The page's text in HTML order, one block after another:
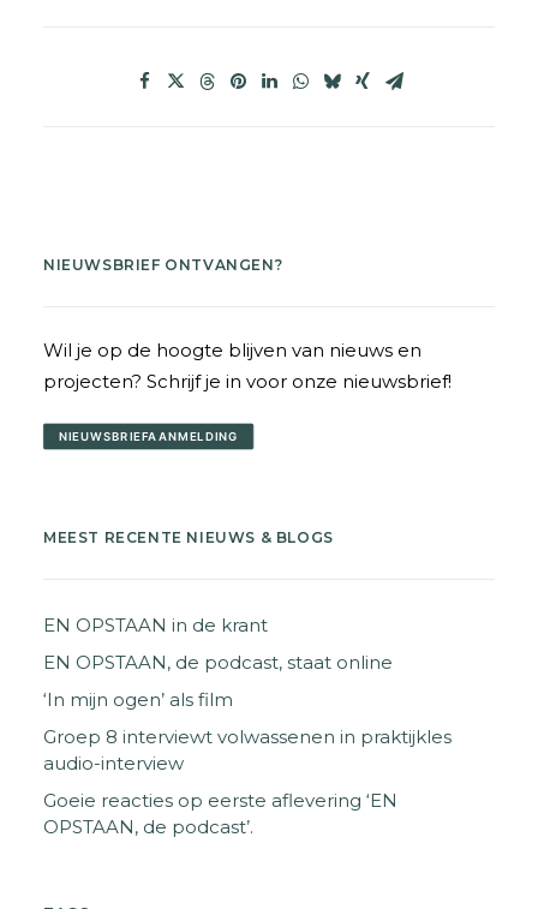
NIEUWSBRIEF ONTVANGEN?
Wil je op de hoogte blijven van nieuws en
projecten? Schrijf je in voor onze nieuwsbrief!
NIEUWSBRIEFAANMELDING
MEEST RECENTE NIEUWS & BLOGS
EN OPSTAAN in de krant
EN OPSTAAN, de podcast, staat online
‘In mijn ogen’ als film
Groep 8 interviewt volwassenen in praktijkles
audio-interview
Goeie reacties op eerste aflevering ‘EN
OPSTAAN, de podcast’.